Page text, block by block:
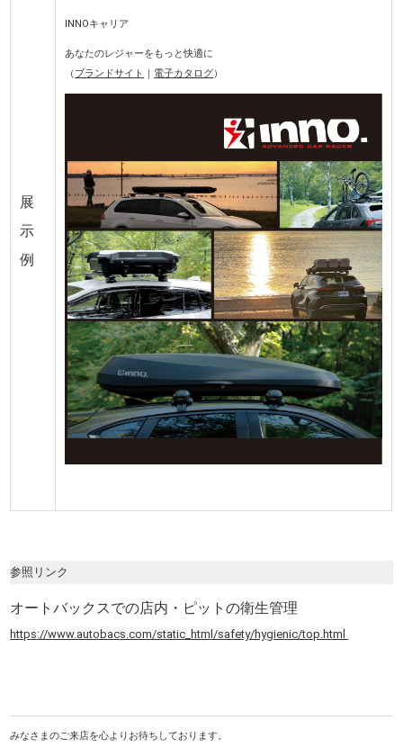
展
示
例
INNOキャリア
あなたのレジャーをもっと快適に
（ ブランドサイト ｜ 電子カタログ）
参照リンク
オートバックスでの店内・ピットの衛生管理
https://www.autobacs.com/static_html/safety/hygienic/top.html
みなさまのご来店を心よりお待ちしております。